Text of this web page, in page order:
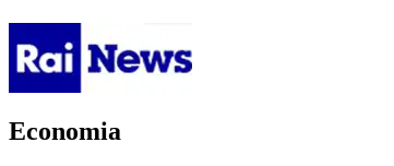
Economia